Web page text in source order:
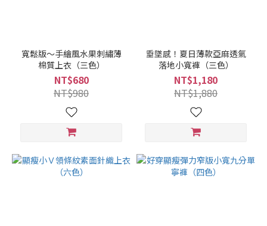
寬鬆版～手繪風水果刺繡薄
棉質上衣（三色）
NT$680
NT$980
垂墜感！夏日薄款亞麻透氣
落地小寬褲（三色）
NT$1,180
NT$1,880